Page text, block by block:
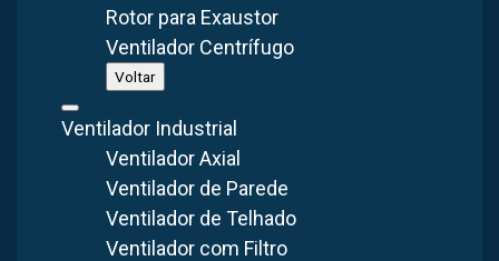
Rotor para Exaustor
Ventilador Centrífugo
Voltar
Ventilador Industrial
Ventilador Axial
Ventilador de Parede
Ventilador de Telhado
Ventilador com Filtro